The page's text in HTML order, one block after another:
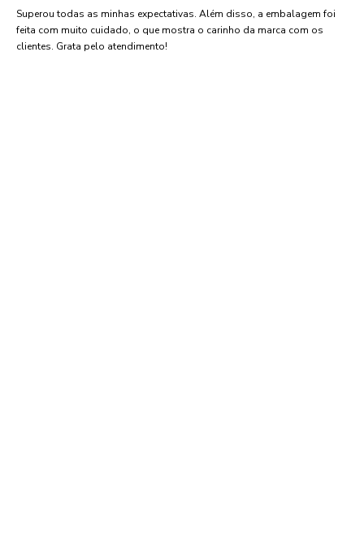
Superou todas as minhas expectativas. Além disso, a embalagem foi
feita com muito cuidado, o que mostra o carinho da marca com os
clientes. Grata pelo atendimento!